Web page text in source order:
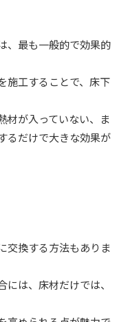
、最も一般的で効果的
施工することで、床下
材が入っていない、ま
るだけで大きな効果が
交換する方法もありま
は、床材だけでは、